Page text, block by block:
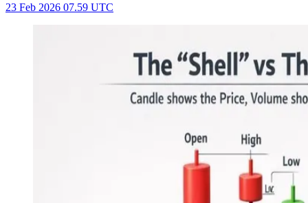
23 Feb 2026 07.59 UTC